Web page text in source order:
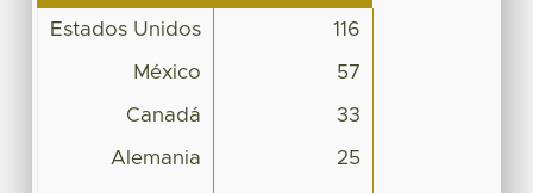
Estados Unidos 116
México 57
Canadá 33
Alemania 25